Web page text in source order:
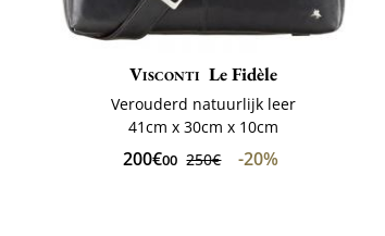
Visconti Le Fidèle
Verouderd natuurlijk leer
41cm x 30cm x 10cm
200€00 250€ -20%